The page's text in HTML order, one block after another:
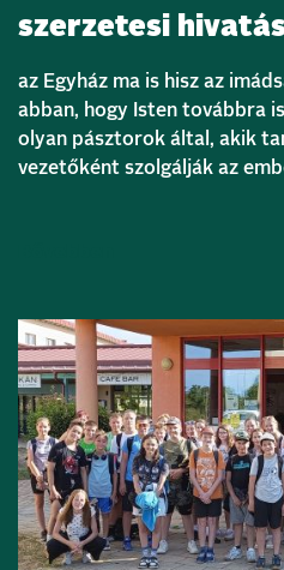
szerzetesi
az Egyház ma is hisz az
abban, hogy Isten továbbra
olyan pásztorok által, akik
vezetőként szolgálják az